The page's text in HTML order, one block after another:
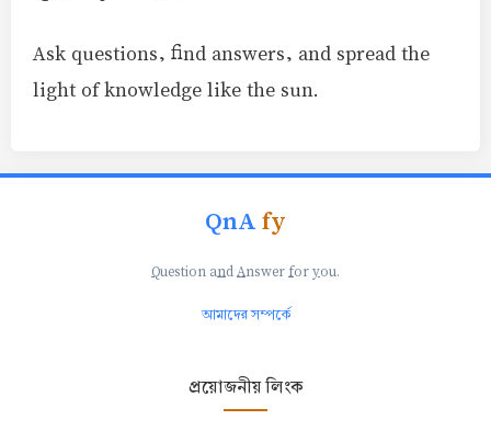
Ask questions, find answers, and spread the
light of knowledge like the sun.
QnAfy
Question andAnswer foryou.
আমাদের সম্পর্কে
প্রয়োজনীয় লিংক